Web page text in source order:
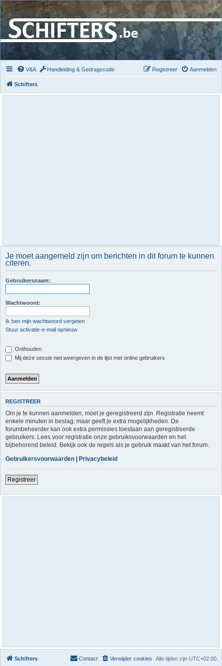
V&A Handleiding & Gedragscode Aanmelden
Registreer
Schifters
Je moet aangemeld zijn om berichten in dit forum te kunnen
citeren.
Gebruikersnaam:
Wachtwoord:
Ik ben mijn wachtwoord vergeten
Stuur activatie-e-mail opnieuw
Onthouden
Mij deze sessie niet weergeven in de lijst met online gebruikers
REGISTREER
Om je te kunnen aanmelden, moet je geregistreerd zijn. Registratie neemt
enkele minuten in beslag, maar geeft je extra mogelijkheden. De
forumbeheerder kan ook extra permissies toestaan aan geregistreerde
gebruikers. Lees voor registratie onze gebruiksvoorwaarden en het
bijbehorend beleid. Bekijk ook de regels als je gebruik maakt van het forum.
Gebruikersvoorwaarden | Privacybeleid
Registreer
Schifters Alle tijden zijn UTC+02:00
Verwijder cookies
Contact